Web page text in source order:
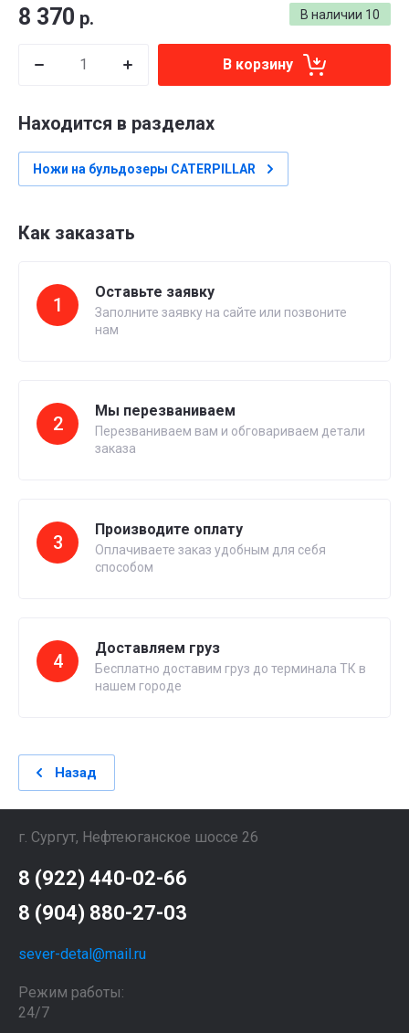
В наличии 10
8 370 р.
В корзину
Находится в разделах
Ножи на бульдозеры CATERPILLAR
Как заказать
1
Оставьте заявку
Заполните заявку на сайте или позвоните
нам
2
Мы перезваниваем
Перезваниваем вам и обговариваем детали
заказа
3
Производите оплату
Оплачиваете заказ удобным для себя
способом
4
Доставляем груз
Бесплатно доставим груз до терминала ТК в
нашем городе
Назад
г. Сургут, Нефтеюганское шоссе 26
8 (922) 440-02-66
8 (904) 880-27-03
sever-detal@mail.ru
Режим работы:
24/7